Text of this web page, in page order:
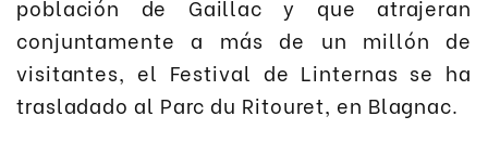
población de Gaillac y que atrajeran
conjuntamente a más de un millón de
visitantes, el Festival de Linternas se ha
trasladado al Parc du Ritouret, en Blagnac.